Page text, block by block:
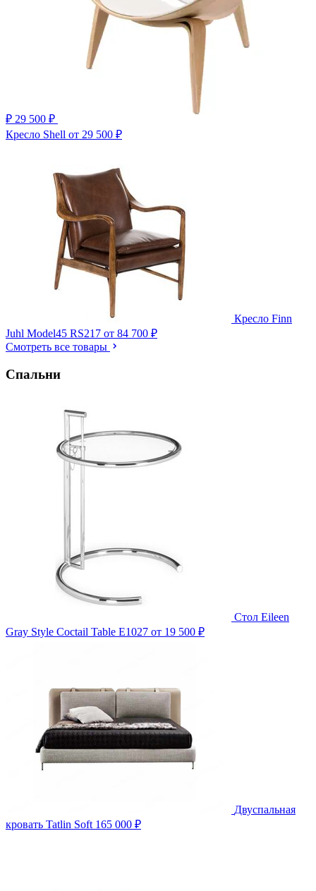
₽ 29 500 ₽
Кресло Shell от 29 500 ₽
Кресло Finn
Juhl Model45 RS217 от 84 700 ₽
Смотреть все товары
Спальни
Стол Eileen
Gray Style Coctail Table E1027 от 19 500 ₽
Двуспальная
кровать Tatlin Soft 165 000 ₽